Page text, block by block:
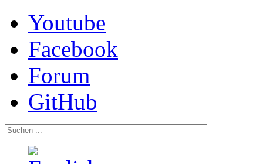
Youtube
Facebook
Forum
GitHub